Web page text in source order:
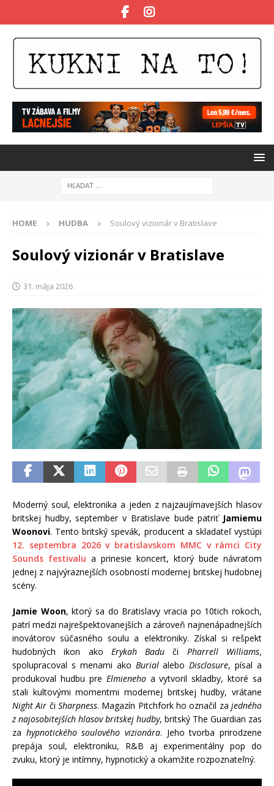
HOME HUDBA Soulový vizionár v Bratislave
Soulový vizionár v Bratislave
31. mája 2026
Moderný soul, elektronika a jeden z najzaujímavejších hlasov
britskej hudby, september v Bratislave bude patriť Jamiemu
Woonovi. Tento britský spevák, producent a skladateľ vystúpi
12. septembra 2026 v bratislavskom MMC v rámci City
Sounds festivalu a prinesie koncert, ktorý bude návratom
jednej z najvýraznejších osobností modernej britskej hudobnej
scény.
Jamie Woon, ktorý sa do Bratislavy vracia po 10tich rokoch,
patrí medzi najrešpektovanejších a zároveň najnenápadnejších
inovátorov súčasného soulu a elektroniky. Získal si rešpekt
hudobných ikon ako Erykah Badu či Pharrell Williams,
spolupracoval s menami ako Burialalebo Disclosure, písal a
produkoval hudbu pre Elmienehoa vytvoril skladby, ktoré sa
stali kultovými momentmi modernej britskej hudby, vrátane
Night Air čiSharpness. Magazín Pitchfork ho označil zajedného
z najosobitejších hlasov britskej hudby, britský The Guardian zas
za hypnotického soulového vizionára. Jeho tvorba prirodzene
prepája soul, elektroniku, R&B aj experimentálny pop do
zvuku, ktorý je intímny, hypnotický a okamžite rozpoznateľný.